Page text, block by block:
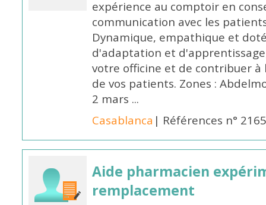
expérience au comptoir en
communication avec les
Dynamique, empathique et
d'adaptation et
votre officine et de contribuer
de vos patients. Zones :
2 mars ...
Casablanca | Références n°
Aide pharmacien
remplacement